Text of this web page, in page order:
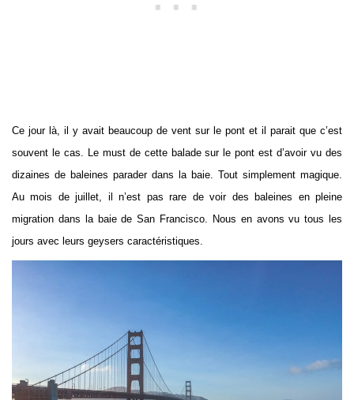
Ce jour là, il y avait beaucoup de vent sur le pont et il parait que c’est
souvent le cas. Le must de cette balade sur le pont est d’avoir vu des
dizaines de baleines parader dans la baie. Tout simplement magique.
Au mois de juillet, il n’est pas rare de voir des baleines en pleine
migration dans la baie de San Francisco. Nous en avons vu tous les
jours avec leurs geysers caractéristiques.